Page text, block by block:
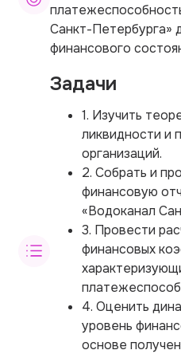
Санкт-Петербурга»
финансового
Задачи
1. Изучить
ликвидности и
организаций.
2. Собрать и
финансовую
«Водоканал
3. Провести
финансовых
4. Оценить
уровень
основе